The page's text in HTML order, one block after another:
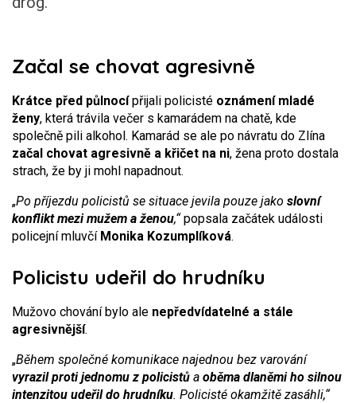
Začal se chovat agresivně
Krátce před půlnocípřijali policisté oznámení mladé
ženy, která trávila večer s kamarádem na chatě, kde
společně pili alkohol. Kamarád se ale po návratu do Zlína
začal chovat agresivně a křičet na ni, žena proto dostala
strach, že by ji mohl napadnout.
„Po příjezdu policistů se situace jevila pouze jako slovní
konflikt mezi mužem a ženou,“popsala začátek události
policejní mluvčí Monika Kozumplíková.
Policistu udeřil do hrudníku
Mužovo chování bylo ale nepředvídatelné a stále
agresivnější.
„Během společné komunikace najednou bez varování
vyrazil proti jednomu z policistů a oběma dlaněmi ho silnou
intenzitou udeřil do hrudníku. Policisté okamžitě zasáhli,“